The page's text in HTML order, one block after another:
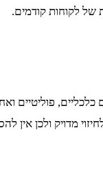
של לקוחות קודמים.
מדויק ולכן